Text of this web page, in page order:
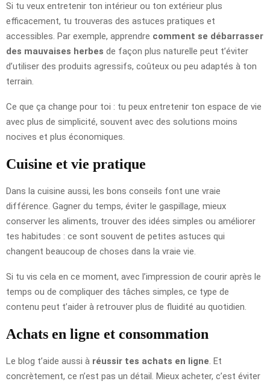
Si tu veux entretenir ton intérieur ou ton extérieur plus
efficacement, tu trouveras des astuces pratiques et
accessibles. Par exemple, apprendre comment se débarrasser
des mauvaises herbes de façon plus naturelle peut t’éviter
d’utiliser des produits agressifs, coûteux ou peu adaptés à ton
terrain.
Ce que ça change pour toi : tu peux entretenir ton espace de vie
avec plus de simplicité, souvent avec des solutions moins
nocives et plus économiques.
Cuisine et vie pratique
Dans la cuisine aussi, les bons conseils font une vraie
différence. Gagner du temps, éviter le gaspillage, mieux
conserver les aliments, trouver des idées simples ou améliorer
tes habitudes : ce sont souvent de petites astuces qui
changent beaucoup de choses dans la vraie vie.
Si tu vis cela en ce moment, avec l’impression de courir après le
temps ou de compliquer des tâches simples, ce type de
contenu peut t’aider à retrouver plus de fluidité au quotidien.
Achats en ligne et consommation
Le blog t’aide aussi à réussir tes achats en ligne. Et
concrètement, ce n’est pas un détail. Mieux acheter, c’est éviter